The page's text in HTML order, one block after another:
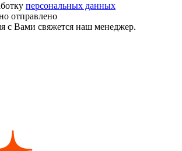
персональных данных
отправлено
с Вами свяжется наш менеджер.